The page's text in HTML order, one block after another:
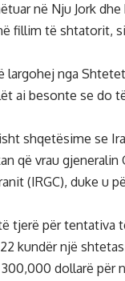
në Nju Jork
fillim të shtatorit,
largohej nga
ai besonte se do
shqetësime se
që vrau gjeneralin
(IRGC), duke u
tjerë për tentativa
kundër një
dollarë për